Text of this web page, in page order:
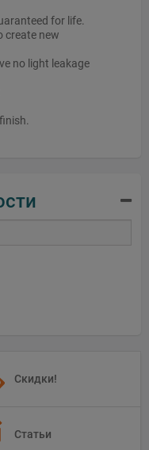
for life.
create new
no light leakage
Скидки!
Статьи